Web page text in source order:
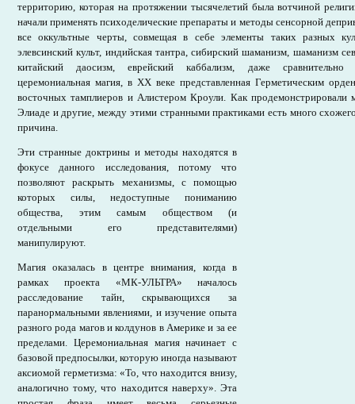
территорию, которая на протяжении тысячелетий была вотчиной
начали применять психоделические препараты и методы сенсорной
все оккультные черты, совмещая в себе элементы таких разных
элевсинский культ, индийская тантра, сибирский шаманизм, шаманизм
китайский даосизм, еврейский каббализм, даже сравнительно
церемониальная магия, в XX веке представленная Герметическим
восточных тамплиеров и Алистером Кроули. Как
Элиаде и другие, между этими странными практиками есть много
причина.
Эти странные доктрины и методы находятся в
фокусе данного исследования, потому что
позволяют раскрыть механизмы, с помощью
которых силы, недоступные пониманию
общества, этим самым обществом (и
отдельными его представителями)
манипулируют.
Магия оказалась в центре внимания, когда в
рамках проекта «МК-УЛЬТРА» началось
расследование тайн, скрывающихся за
паранормальными явлениями, и изучение опыта
разного рода магов и колдунов в Америке и за ее
пределами. Церемониальная магия начинает с
базовой предпосылки, которую иногда называют
аксиомой герметизма: «То, что находится внизу,
аналогично тому, что находится наверху». Эта